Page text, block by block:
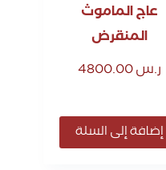
عاج الماموث
المنقرض
ر.س4800.00
إضافة إلى السلة